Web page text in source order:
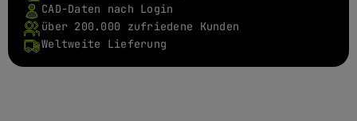
CAD-Daten nach Login
über 200.000 zufriedene Kunden
Weltweite Lieferung